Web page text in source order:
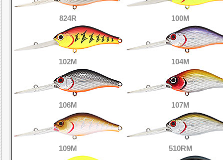
824R 100M
102M 104M
106M 107M
109M 510RM